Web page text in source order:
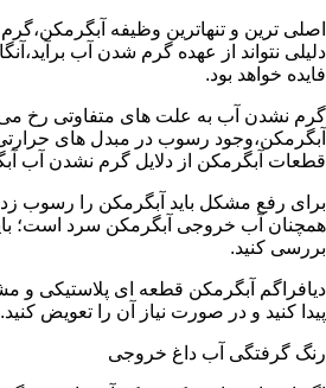
اصلی ترین و تنهاترین وظیفه
دلیلی نتواند از عهده گرم شدن آب
فایده خواهد بود.
گرم نشدن آب به علت های متفاوتی رخ می
آبگرمکن،وجود رسوب در مبدل های
قطعات آبگرمکن از دلایل گرم نشدن آب
برای رفع مشکل باید آبگرمکن را رسوب
همچنان آب خروجی آبگرمکن سرد است؛ باید
بررسی کنید.
دیافراگم آبگرمکن قطعه ای پلاستیکی و
پیدا کنید و در صورت نیاز آن را تعویض کنید.
رنگ گرفتگی آب داغ خروجی